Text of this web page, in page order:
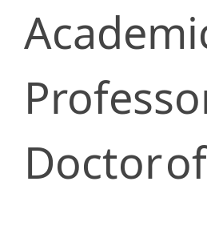
Doctorof